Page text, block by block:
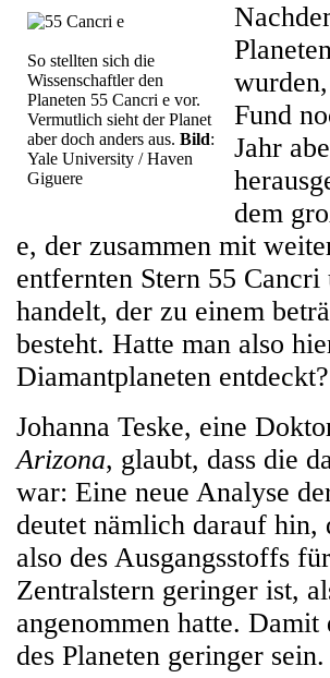
So stellten sich die
Wissenschaftler den
Planeten 55 Cancri e vor.
Vermutlich sieht der Planet
aber doch anders aus. Bild:
Yale University / Haven
Giguere
Fund
Jahr
dem
e, der zusammen mit
entfernten Stern 55
handelt, der zu einem
besteht. Hatte man also
Diamantplaneten entdeckt?
Johanna Teske, eine
Arizona, glaubt, dass die
war: Eine neue Analyse
deutet nämlich darauf
also des Ausgangsstoffs
Zentralstern geringer ist,
angenommen hatte.
des Planeten geringer sein.